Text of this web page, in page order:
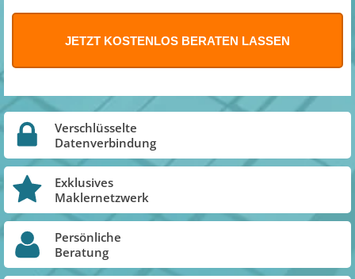
Verschlüsselte
Datenverbindung
Exklusives
Maklernetzwerk
Persönliche
Beratung